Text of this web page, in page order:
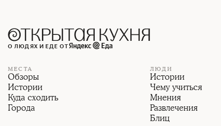
О ЛЮДЯХ И ЕДЕ ОТ
МЕСТА
Обзоры
Истории
Куда сходить
Города
ЛЮДИ
Истории
Чему учиться
Мнения
Развлечения
Блиц